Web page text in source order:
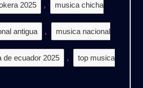
2025 , musica chicha
antigua , musica nacional
de ecuador 2025 , top musica